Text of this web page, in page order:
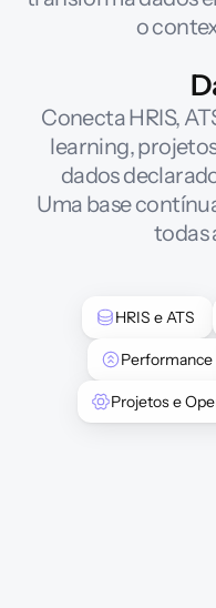
o
Conecta HRIS,
learning,
dados
Uma base
todas
HRIS e ATS
Performance
Projetos e